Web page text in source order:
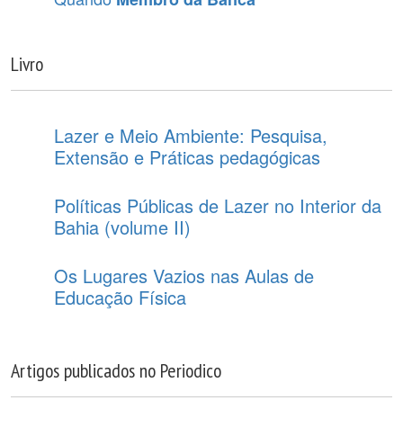
Livro
Lazer e Meio Ambiente: Pesquisa,
Extensão e Práticas pedagógicas
Políticas Públicas de Lazer no Interior da
Bahia (volume II)
Os Lugares Vazios nas Aulas de
Educação Física
Artigos publicados no Periodico